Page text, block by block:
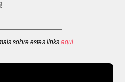
sobre estes links aqui.